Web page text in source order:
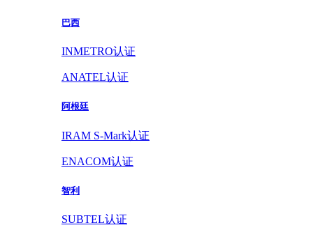
巴西
INMETRO认证
ANATEL认证
阿根廷
IRAM S-Mark认证
ENACOM认证
智利
SUBTEL认证